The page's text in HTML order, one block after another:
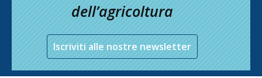
dell’agricoltura
Iscriviti alle nostre newsletter